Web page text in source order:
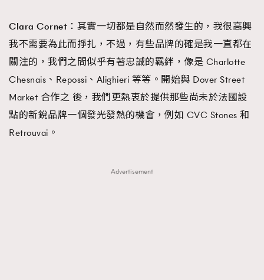
Clara Cornet： 其實一切都是自然而然發生的，我很高興
我不需要為此而掙扎，不過，有些品牌的確是我一直都在
關注的，我們之間似乎有著忠誠的羈絆，像是 Charlotte
Chesnais、Repossi、Alighieri 等等。開始與 Dover Street
Market 合作之 後，我們更熱衷於提供那些尚未於法國設
點的新銳品牌一個發光發熱的機會，例如 CVC Stones 和
Retrouvai。
Advertisement